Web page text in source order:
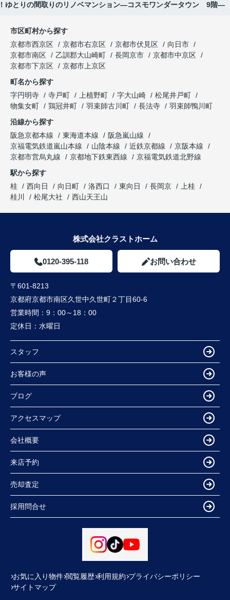
ゆとりの間取りのリノベマンション―コスモワンダータウン 9階―
市区町村から探す
京都市西京区
京都市右京区 京都市伏見区
向日市
京都市南区
乙訓郡大山崎町 長岡京市
京都市中京区
京都市下京区
京都市上京区
町名から探す
字円明寺
寺戸町 上植野町 字大山崎
松尾井戸町
物集女町
鶏冠井町 羽束師古川町 長法寺
羽束師鴨川町
沿線から探す
阪急京都本線
東海道本線
阪急嵐山線
京福電気鉄道嵐山本線
山陰本線 近鉄京都線
京阪本線
京都市営烏丸線
京都地下鉄東西線
京福電気鉄道北野線
駅から探す
桂
西向日 向日町 洛西口 東向日 長岡京
上桂
桂川
松尾大社 西山天王山
株式会社クラストホーム
0120-395-118 お問い合わせ
〒601-8213
京都府京都市南区久世中久世町２丁目60-6
営業時間： 9：00～18：00
定休日： 水曜日
スタッフ
お客様の声
ブログ
アクセスマップ
会社概要
来店予約
売却査定
採用問合せ
お気に入り物件 閲覧履歴 利用規約 プライバシーポリシー
サイトマップ